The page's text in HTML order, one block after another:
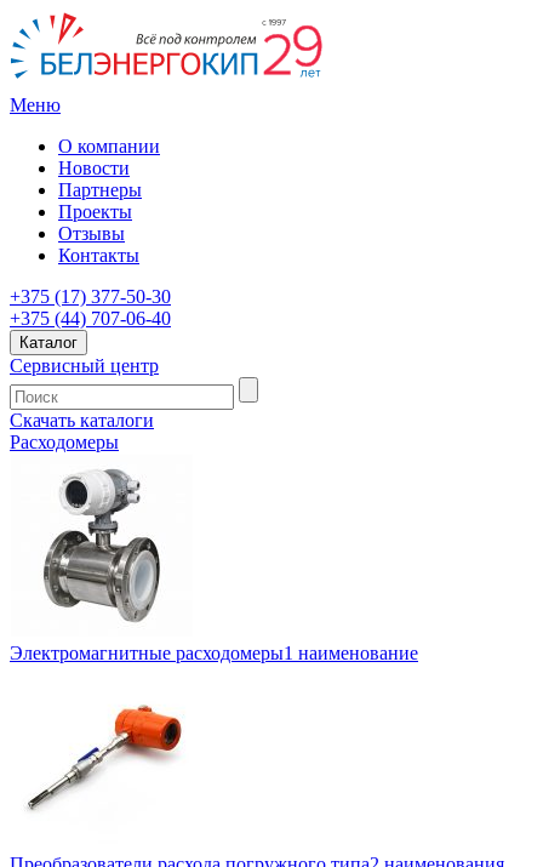
Меню
О компании
Новости
Партнеры
Проекты
Отзывы
Контакты
+375 (17) 377-50-30
+375 (44) 707-06-40
Каталог
Сервисный центр
Скачать каталоги
Расходомеры
Электромагнитные расходомеры1 наименование